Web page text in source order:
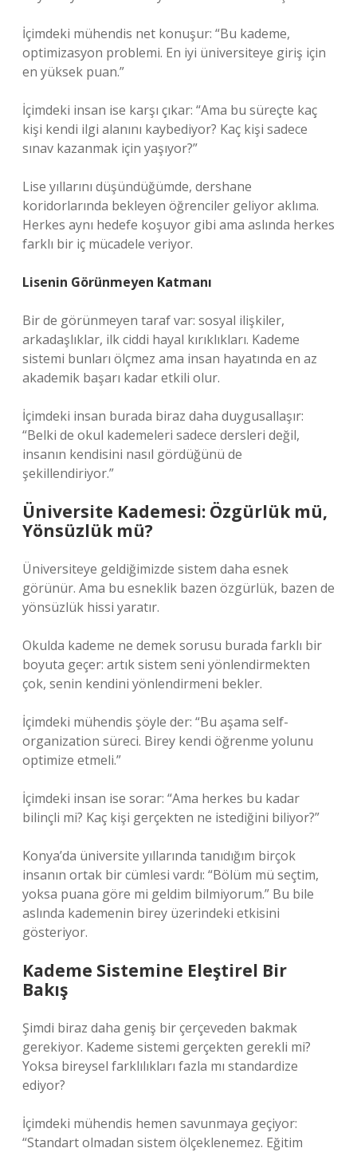
İçimdeki mühendis net konuşur: “Bu kademe,
optimizasyon problemi. En iyi üniversiteye giriş için
en yüksek puan.”
İçimdeki insan ise karşı çıkar: “Ama bu süreçte kaç
kişi kendi ilgi alanını kaybediyor? Kaç kişi sadece
sınav kazanmak için yaşıyor?”
Lise yıllarını düşündüğümde, dershane
koridorlarında bekleyen öğrenciler geliyor aklıma.
Herkes aynı hedefe koşuyor gibi ama aslında herkes
farklı bir iç mücadele veriyor.
Lisenin Görünmeyen Katmanı
Bir de görünmeyen taraf var: sosyal ilişkiler,
arkadaşlıklar, ilk ciddi hayal kırıklıkları. Kademe
sistemi bunları ölçmez ama insan hayatında en az
akademik başarı kadar etkili olur.
İçimdeki insan burada biraz daha duygusallaşır:
“Belki de okul kademeleri sadece dersleri değil,
insanın kendisini nasıl gördüğünü de
şekillendiriyor.”
Üniversite Kademesi: Özgürlük mü,
Yönsüzlük mü?
Üniversiteye geldiğimizde sistem daha esnek
görünür. Ama bu esneklik bazen özgürlük, bazen de
yönsüzlük hissi yaratır.
Okulda kademe ne demek sorusu burada farklı bir
boyuta geçer: artık sistem seni yönlendirmekten
çok, senin kendini yönlendirmeni bekler.
İçimdeki mühendis şöyle der: “Bu aşama self-
organization süreci. Birey kendi öğrenme yolunu
optimize etmeli.”
İçimdeki insan ise sorar: “Ama herkes bu kadar
bilinçli mi? Kaç kişi gerçekten ne istediğini biliyor?”
Konya’da üniversite yıllarında tanıdığım birçok
insanın ortak bir cümlesi vardı: “Bölüm mü seçtim,
yoksa puana göre mi geldim bilmiyorum.” Bu bile
aslında kademenin birey üzerindeki etkisini
gösteriyor.
Kademe Sistemine Eleştirel Bir
Bakış
Şimdi biraz daha geniş bir çerçeveden bakmak
gerekiyor. Kademe sistemi gerçekten gerekli mi?
Yoksa bireysel farklılıkları fazla mı standardize
ediyor?
İçimdeki mühendis hemen savunmaya geçiyor:
“Standart olmadan sistem ölçeklenemez. Eğitim